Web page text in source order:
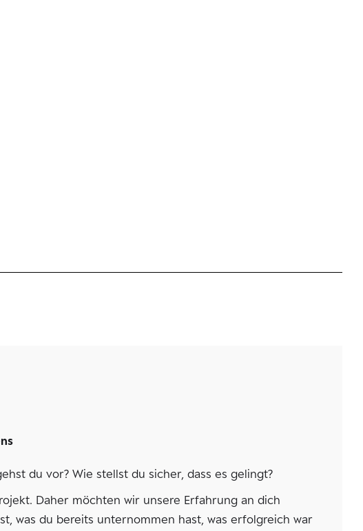
du vor? Wie stellst du sicher, dass es gelingt?
Daher möchten wir unsere Erfahrung an dich
was du bereits unternommen hast, was erfolgreich war